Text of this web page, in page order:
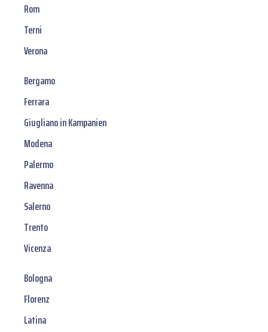
Rom
Terni
Verona
Bergamo
Ferrara
Giugliano in Kampanien
Modena
Palermo
Ravenna
Salerno
Trento
Vicenza
Bologna
Florenz
Latina